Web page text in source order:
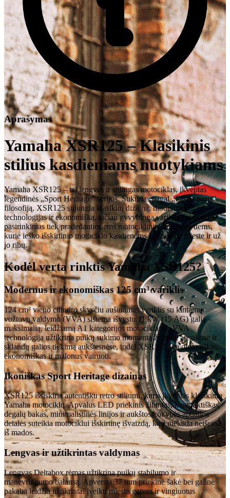
Aprašymas
Yamaha XSR125 – Klasikinis
stilius kasdieniams nuotykiams
Yamaha XSR125 – tai lengvas ir stilingas motociklas, įkvėptas
legendinės „Sport Heritage“ serijos. Sukurtas pagal „Faster Sons“
filosofiją, XSR125 sujungia klasikinį dizainą, modernias
technologijas ir ekonomišką, tačiau gyvybingą variklį. Tai puikus
pasirinkimas tiek pradedantiesiems motociklininkams, tiek tiems,
kurie ieško išskirtinio motociklo kasdienėms kelionėms mieste ir už
jo ribų.
Kodėl verta rinktis Yamaha XSR125?
Modernus ir ekonomiškas 125 cm³ variklis
124 cm³ vieno cilindro skysčiu aušinamas variklis su kintamų
vožtuvų valdymo (VVA) sistema išvysto 11 kW (15 AG) galią –
maksimalią, leidžiamą A1 kategorijos motociklams. VVA
technologija užtikrina puikų sukimo momentą žemose apsukose ir
sklandų galios tiekimą aukštesnėse, todėl XSR125 yra dinamiškas,
ekonomiškas ir malonus vairuoti.
Ikoniškas Sport Heritage dizainas
XSR125 išsiskiria autentišku retro stiliumi, kuris įkvėptas klasikinių
Yamaha motociklų. Apvalus LED priekinis žibintas, kompaktiškas
degalų bakas, minimalistinės linijos ir aukštos kokybės apdailos
detalės suteikia motociklui išskirtinę išvaizdą, kuri niekada neišeina
iš mados.
Lengvas ir užtikrintas valdymas
Lengvas Deltabox rėmas užtikrina puikų stabilumo ir
manevringumo balansą. Apversta 37 mm priekinė šakė bei galinė
pakaba leidžia užtikrintai įveikti miesto gatves ir vingiuotus